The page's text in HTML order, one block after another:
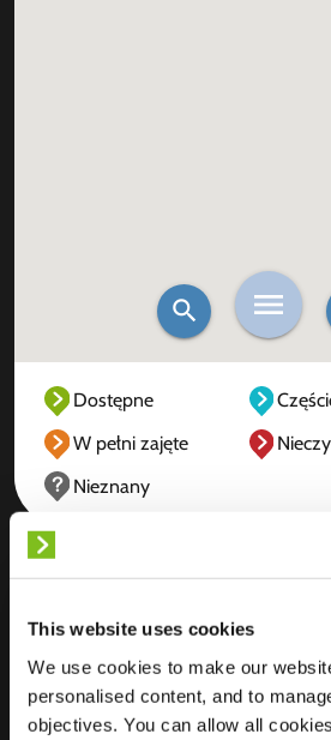
This website uses cookies
We use cookies to make our
personalised content, and to
objectives. You can allow all
Dostępne
W pełni zajęte
Nieznany
Rue
Belgia